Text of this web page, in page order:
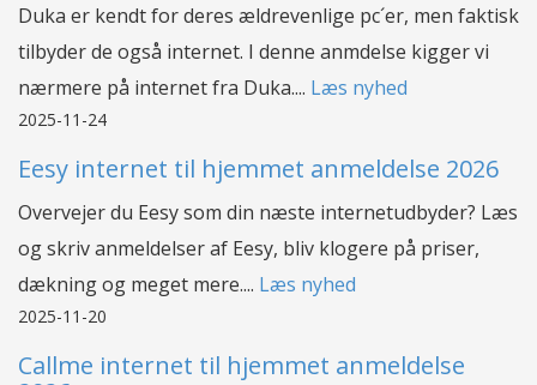
Duka er kendt for deres ældrevenlige pc´er, men faktisk
tilbyder de også internet. I denne anmdelse kigger vi
nærmere på internet fra Duka.... Læs nyhed
2025-11-24
Eesy internet til hjemmet anmeldelse 2026
Overvejer du Eesy som din næste internetudbyder? Læs
og skriv anmeldelser af Eesy, bliv klogere på priser,
dækning og meget mere.... Læs nyhed
2025-11-20
Callme internet til hjemmet anmeldelse